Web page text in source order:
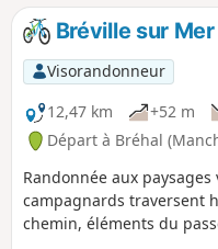
Bréville sur Mer
Visorandonneur
12,47 km
+52 m
Départ à Bréhal
Randonnée aux
campagnards traversent
chemin, éléments du